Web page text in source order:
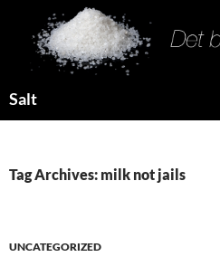
Salt
Tag Archives: milk not jails
UNCATEGORIZED